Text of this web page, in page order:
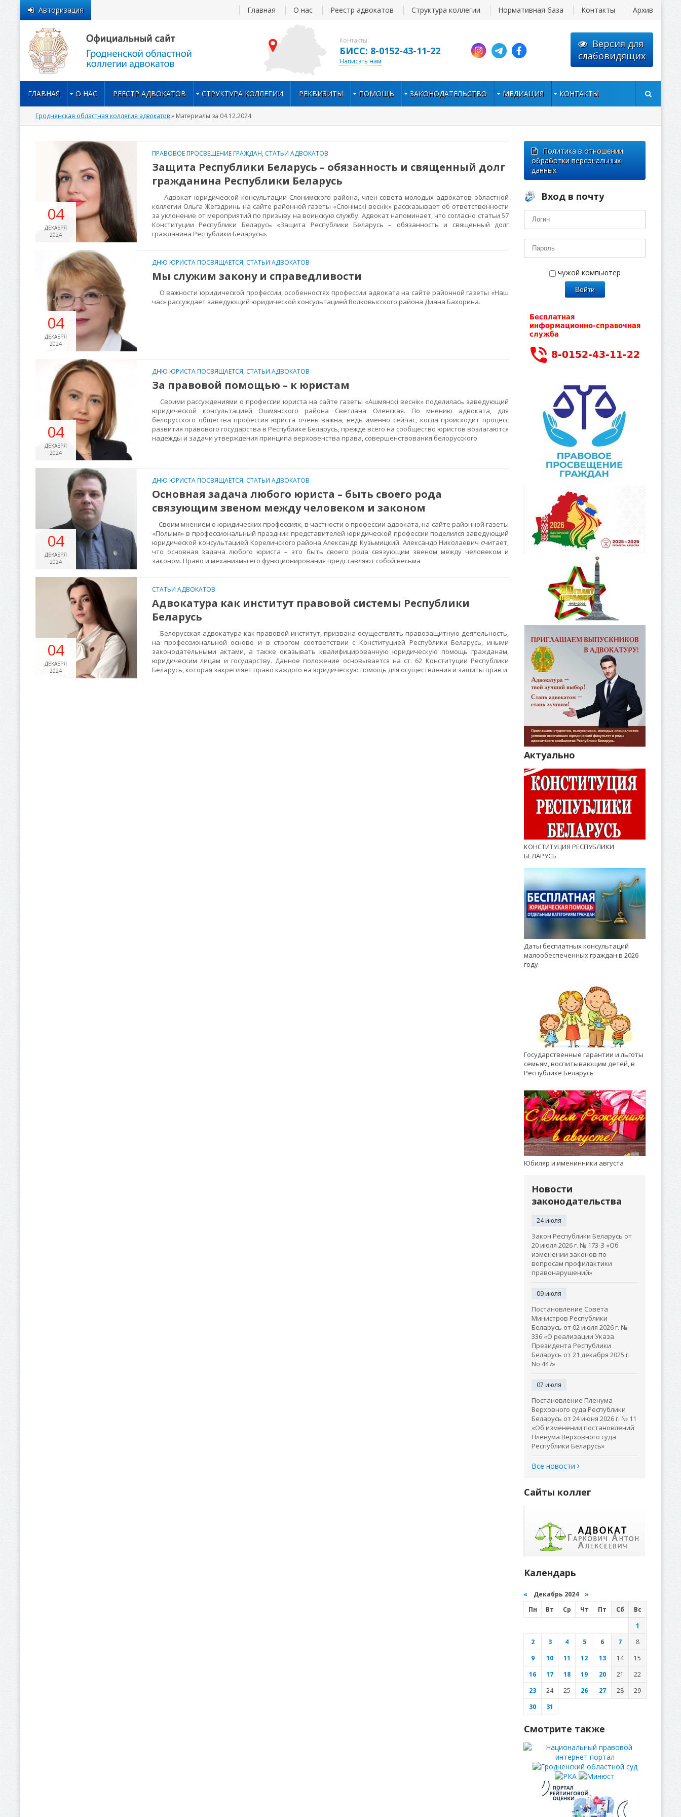
Контакты:
БИСС: 8-0152-43-11-22
Написать нам
Версия для
слабовидящих
Авторизация Главная О нас Реестр адвокатов Структура коллегии Нормативная база Контакты Архив
ГЛАВНАЯ О НАС РЕЕСТР АДВОКАТОВ СТРУКТУРА КОЛЛЕГИИ РЕКВИЗИТЫ ПОМОЩЬ ЗАКОНОДАТЕЛЬСТВО МЕДИАЦИЯ КОНТАКТЫ
Гродненская областная коллегия адвокатов» Материалы за 04.12.2024
04
ДЕКАБРЯ
2024
ПРАВОВОЕ ПРОСВЕЩЕНИЕ ГРАЖДАН, СТАТЬИ АДВОКАТОВ
Защита Республики Беларусь – обязанность и священный долг
гражданина Республики Беларусь
Адвокат юридической консультации Слонимского района, член совета молодых адвокатов областной
коллегии Ольга Жегздринь на сайте районной газеты «Слонімскі веснік» рассказывает об ответственности
за уклонение от мероприятий по призыву на воинскую службу. Адвокат напоминает, что согласно статьи 57
Конституции Республики Беларусь «Защита Республики Беларусь – обязанность и священный долг
гражданина Республики Беларусь».
04
ДЕКАБРЯ
2024
ДНЮ ЮРИСТА ПОСВЯЩАЕТСЯ, СТАТЬИ АДВОКАТОВ
Мы служим закону и справедливости
О важности юридической профессии, особенностях профессии адвоката на сайте районной газеты «Наш
час» рассуждает заведующий юридической консультацией Волковысского района Диана Бахорина.
04
ДЕКАБРЯ
2024
ДНЮ ЮРИСТА ПОСВЯЩАЕТСЯ, СТАТЬИ АДВОКАТОВ
За правовой помощью – к юристам
Своими рассуждениями о профессии юриста на сайте газеты «Ашмянскі веснік» поделилась заведующий
юридической консультацией Ошмянского района Светлана Оленская. По мнению адвоката, для
белорусского общества профессия юриста очень важна, ведь именно сейчас, когда происходит процесс
развития правового государства в Республике Беларусь, прежде всего на сообщество юристов возлагаются
надежды и задачи утверждения принципа верховенства права, совершенствования белорусского
04
ДЕКАБРЯ
2024
ДНЮ ЮРИСТА ПОСВЯЩАЕТСЯ, СТАТЬИ АДВОКАТОВ
Основная задача любого юриста – быть своего рода
связующим звеном между человеком и законом
Своим мнением о юридических профессиях, в частности о профессии адвоката, на сайте районной газеты
«Полымя» в профессиональный праздник представителей юридической профессии поделился заведующий
юридической консультацией Кореличского района Александр Кузьмицкий. Александр Николаевич считает,
что основная задача любого юриста – это быть своего рода связующим звеном между человеком и
законом. Право и механизмы его функционирования представляют собой весьма
04
ДЕКАБРЯ
2024
СТАТЬИ АДВОКАТОВ
Адвокатура как институт правовой системы Республики
Беларусь
Белорусская адвокатура как правовой институт, призвана осуществлять правозащитную деятельность,
на профессиональной основе и в строгом соответствии с Конституцией Республики Беларусь, иными
законодательными актами, а также оказывать квалифицированную юридическую помощь гражданам,
юридическим лицам и государству. Данное положение основывается на ст. 62 Конституции Республики
Беларусь, которая закрепляет право каждого на юридическую помощь для осуществления и защиты прав и
Политика в отношении
обработки персональных
данных
Вход в почту
чужой компьютер
Актуально
КОНСТИТУЦИЯ РЕСПУБЛИКИ
БЕЛАРУСЬ
Даты бесплатных консультаций
малообеспеченных граждан в 2026
году
Государственные гарантии и льготы
семьям, воспитывающим детей, в
Республике Беларусь
Юбиляр и именинники августа
Новости
законодательства
24 июля
Закон Республики Беларусь от
20 июля 2026 г. № 173-З «Об
изменении законов по
вопросам профилактики
правонарушений»
09 июля
Постановление Совета
Министров Республики
Беларусь от 02 июля 2026 г. №
336 «О реализации Указа
Президента Республики
Беларусь от 21 декабря 2025 г.
No 447»
07 июля
Постановление Пленума
Верховного суда Республики
Беларусь от 24 июня 2026 г. № 11
«Об изменении постановлений
Пленума Верховного суда
Республики Беларусь»
Все новости
Сайты коллег
Календарь
« Декабрь 2024 »
Пн
Вт Ср Чт Пт Сб
Вс
1
2
3 4 5 6 7
8
9
10 11 12 13 14
15
16
17 18 19 20 21
22
23
24 25 26 27 28
29
30
31
Смотрите также